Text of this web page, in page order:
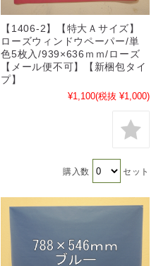
【1406-2】【特大Ａサイズ】
ローズウィンドウペーパー/単
色5枚入/939×636ｍｍ/ローズ
【メール便不可】【新梱包タイ
プ】
¥1,100(税抜 ¥1,000)
購入数 セット